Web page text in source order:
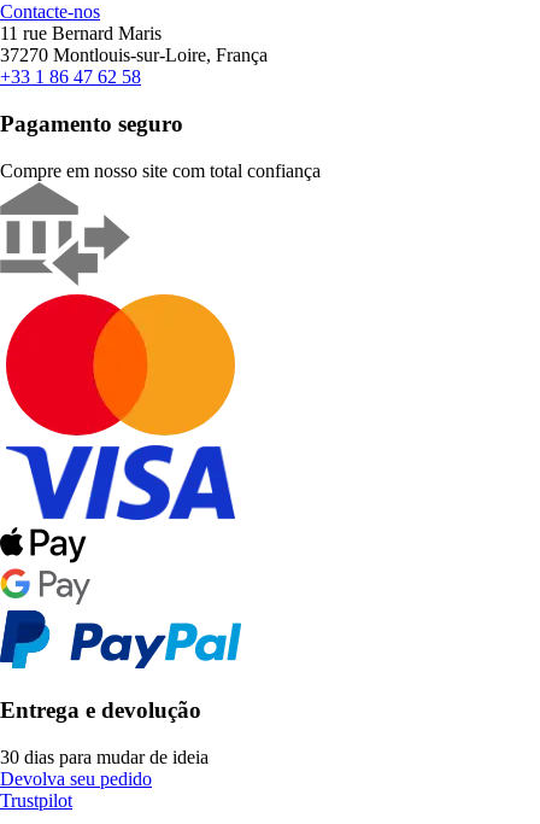
Contacte-nos
11 rue Bernard Maris
37270 Montlouis-sur-Loire, França
+33 1 86 47 62 58
Pagamento seguro
Compre em nosso site com total confiança
Entrega e devolução
30 dias para mudar de ideia
Devolva seu pedido
Trustpilot